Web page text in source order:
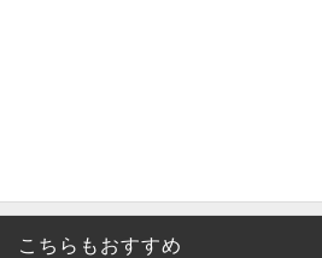
こちらもおすすめ